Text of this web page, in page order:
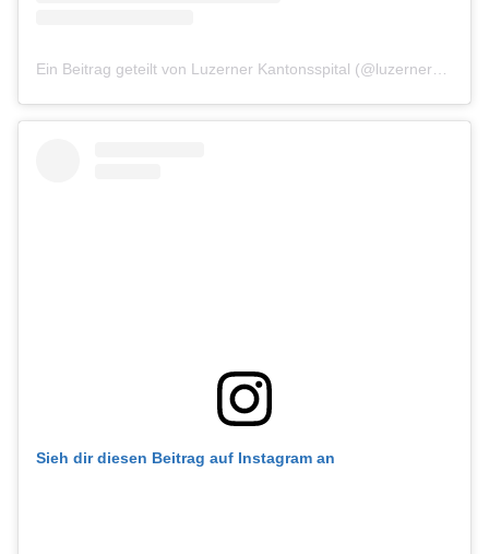
Sieh dir diesen Beitrag auf Instagram an